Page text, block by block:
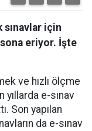
sınavlar için
eriyor. İşte
ve hızlı ölçme
e-sınav
Son yapılan
da e-sınav